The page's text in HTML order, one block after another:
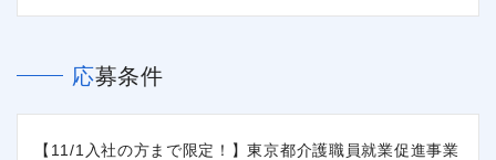
応募条件
【11/1入社の方まで限定！】東京都介護職員就業促進事業